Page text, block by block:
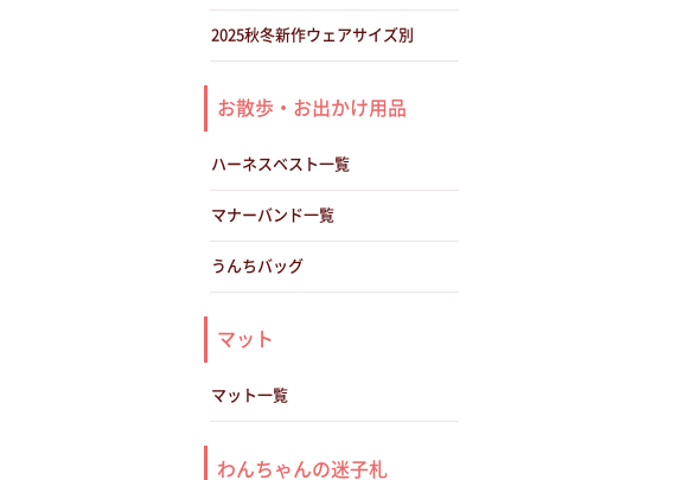
2025秋冬新作ウェアサイズ別
お散歩・お出かけ用品
ハーネスベスト一覧
マナーバンド一覧
うんちバッグ
マット
マット一覧
わんちゃんの迷子札